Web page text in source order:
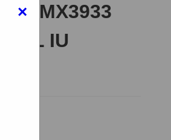
×RMX3933
IU